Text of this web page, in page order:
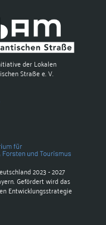
der Lokalen
Straße e. V.
2023 - 2027
Gefördert wird das
Entwicklungsstrategie